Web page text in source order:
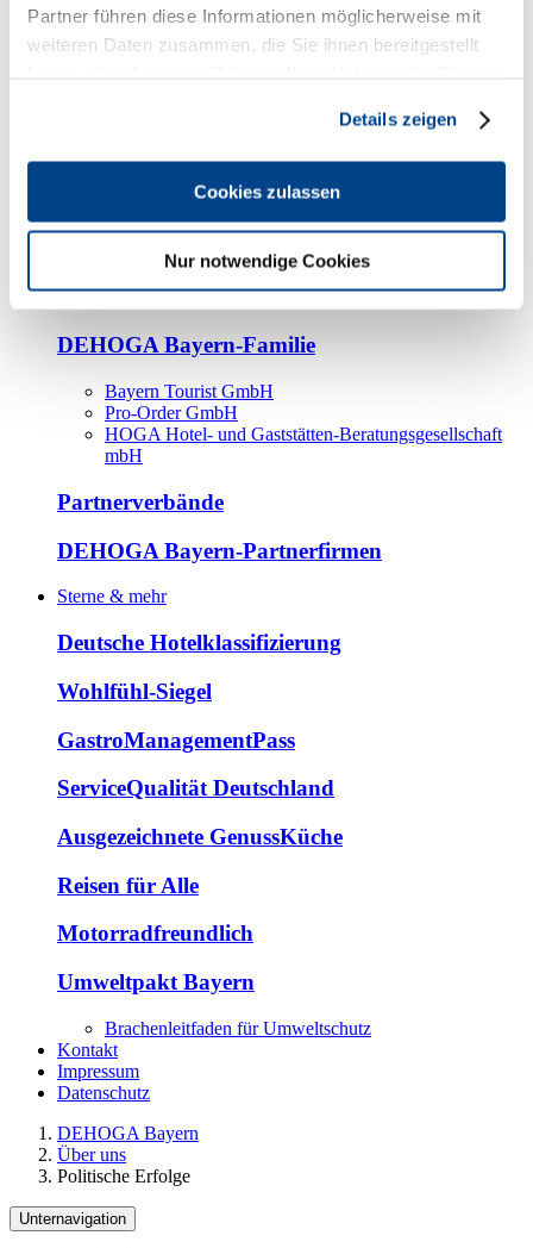
Partner führen diese Informationen möglicherweise mit
weiteren Daten zusammen, die Sie ihnen bereitgestellt
Details zeigen
Cookies zulassen
Nur notwendige Cookies
Kooperationspartner
Tourismusorganisationen
Bayern Tourismus Marketing GmbH
DEHOGA-Familie
Bundesverband
Fachverbände
DEHOGA Bayern-Familie
Bayern Tourist GmbH
Pro-Order GmbH
HOGA Hotel- und Gaststätten-Beratungsgesellschaft
mbH
Partnerverbände
DEHOGA Bayern-Partnerfirmen
Sterne & mehr
Deutsche Hotelklassifizierung
Wohlfühl-Siegel
GastroManagementPass
ServiceQualität Deutschland
Ausgezeichnete GenussKüche
Reisen für Alle
Motorradfreundlich
Umweltpakt Bayern
Brachenleitfaden für Umweltschutz
Kontakt
Impressum
Datenschutz
DEHOGA Bayern
Über uns
Politische Erfolge
Unternavigation